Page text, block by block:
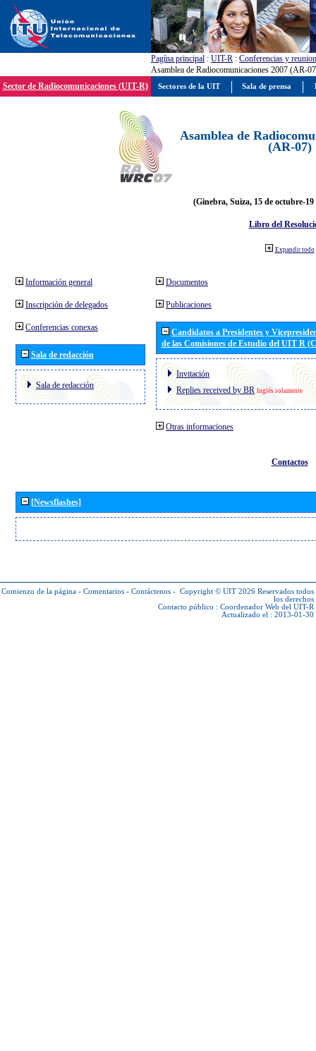
Pagína principal : UIT-R : Conferencias y
Asamblea de Radiocomunicaciones 2007 (AR-
Sector de Radiocomunicaciones (UIT-R)
Asamblea de
(AR-07)
(Ginebra, Suiza, 15 de octubre-19
Libro del
Expandir todo
Información general
Inscripción de delegados
Conferencias conexas
Sala de redacción
Sala de redacción
Documentos
Publicaciones
Candidatos a Presidentes y
de las Comisiones de Estudio del UIT R
Invitación
Replies received by BR Inglés solamente
Otras informaciones
Contactos
[Newsflashes]
Comienzo de la página - Comentarios - Contáctenos - Copyright © UIT 2026 Reservados todos
los derechos
Contacto público : Coordenador Web del UIT-R
Actualizado el : 2013-01-30
Sectores de la UIT Sala de prensa